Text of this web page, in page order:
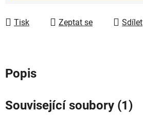
Tisk Zeptat se Sdílet
Popis
Související soubory (1)